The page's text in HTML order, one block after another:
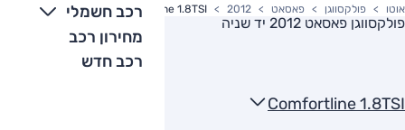
רכב חשמלי
מחירון רכב
רכב חדש
אוטו פולקסווגן פאסאט 2012
Comfortline 1.8TSI
פולקסווגן פאסאט 2012 יד שניה
Comfortline 1.8TSI